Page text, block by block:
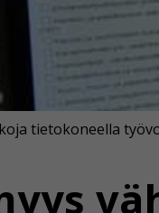
tietokoneella